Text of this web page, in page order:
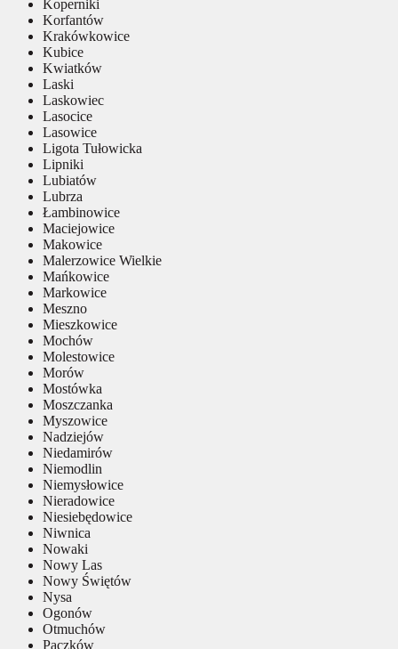
Koperniki
Korfantów
Krakówkowice
Kubice
Kwiatków
Laski
Laskowiec
Lasocice
Lasowice
Ligota Tułowicka
Lipniki
Lubiatów
Lubrza
Łambinowice
Maciejowice
Makowice
Malerzowice Wielkie
Mańkowice
Markowice
Meszno
Mieszkowice
Mochów
Molestowice
Morów
Mostówka
Moszczanka
Myszowice
Nadziejów
Niedamirów
Niemodlin
Niemysłowice
Nieradowice
Niesiebędowice
Niwnica
Nowaki
Nowy Las
Nowy Świętów
Nysa
Ogonów
Otmuchów
Paczków